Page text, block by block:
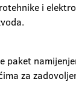
i
paket
za